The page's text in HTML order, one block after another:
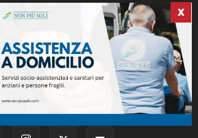
X
Michele Marocco -Cookie policy
Pubblicità
redazione@varese-sport.com
SEGUICI